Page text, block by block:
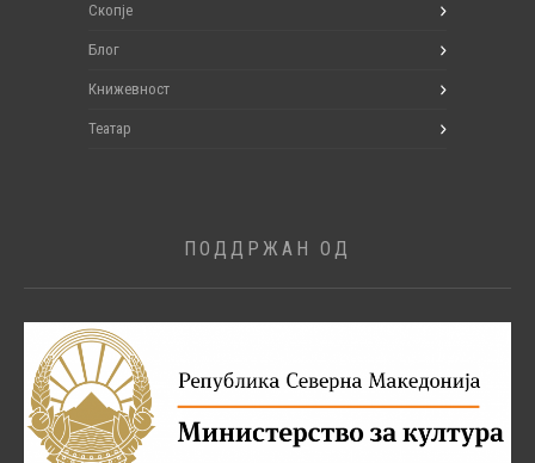
Скопје
Блог
Книжевност
Театар
ПОДДРЖАН ОД